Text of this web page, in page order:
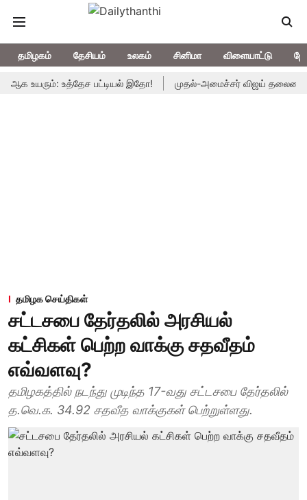
தமிழகம் தேசியம் உலகம் சினிமா விளையாட்டு
உயரும்: உத்தேச பட்டியல் இதோ! முதல்-அமைச்சர் விஜய் தலைமையில்
தமிழக செய்திகள்
சட்டசபை தேர்தலில் அரசியல்
கட்சிகள் பெற்ற வாக்கு சதவீதம்
எவ்வளவு?
தமிழகத்தில் நடந்து முடிந்த 17-வது சட்டசபை தேர்தலில்
த.வெ.க. 34.92 சதவீத வாக்குகள் பெற்றுள்ளது.